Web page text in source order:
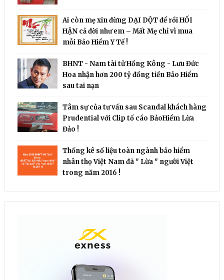
Ai còn mẹ xin đừng DẠI DỘT để rồi HỐI
HẬN cả đời như em – Mất Mẹ chỉ vì mua
mỗi Bảo Hiểm Y Tế !
BHNT - Nam tài tử Hồng Kông - Lưu Đức
Hoa nhận hơn 200 tỷ đồng tiền Bảo Hiểm
sau tai nạn
Tâm sự của tư vấn sau Scandal khách hàng
Prudential với Clip tố cáo BảoHiểm Lừa
Đảo !
Thống kê số liệu toàn ngành bảo hiểm
nhân thọ Việt Nam đã " Lừa " người Việt
trong năm 2016 !